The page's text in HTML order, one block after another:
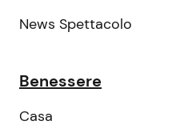
News Spettacolo
Benessere
Casa